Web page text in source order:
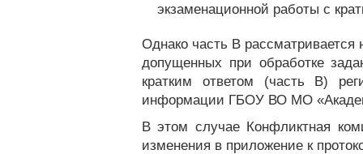
экзаменационной работы с
Однако часть В
допущенных при обработке
кратким ответом (часть В)
информации ГБОУ ВО МО
В этом случае Конфликтная
изменения в приложение к